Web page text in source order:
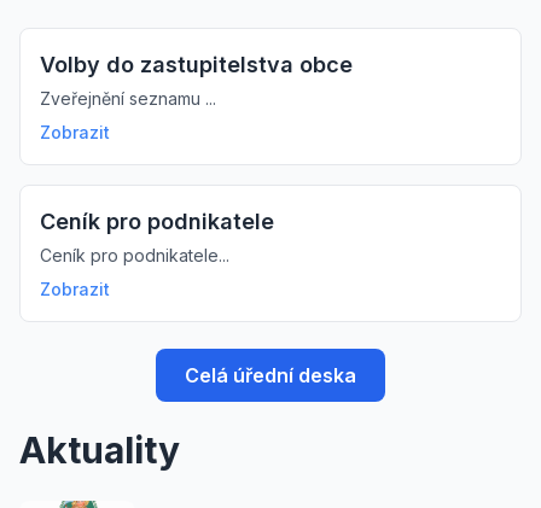
Volby do zastupitelstva obce
Zveřejnění seznamu ...
Zobrazit
Ceník pro podnikatele
Ceník pro podnikatele...
Zobrazit
Celá úřední deska
Aktuality